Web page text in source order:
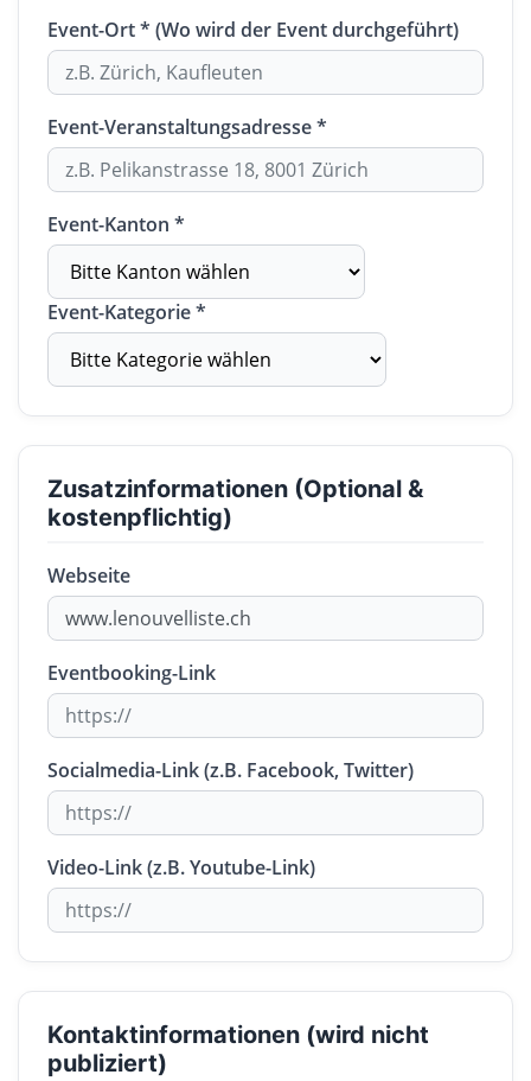
Event-Ort * (Wo wird der Event durchgeführt)
Event-Veranstaltungsadresse *
Event-Kanton *
Event-Kategorie *
Zusatzinformationen (Optional &
kostenpflichtig)
Webseite
Eventbooking-Link
Socialmedia-Link (z.B. Facebook, Twitter)
Video-Link (z.B. Youtube-Link)
Kontaktinformationen (wird nicht
publiziert)